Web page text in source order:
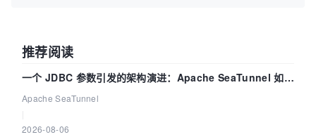
推荐阅读
一个 JDBC 参数引发的架构演进：Apache SeaTunnel 如何
解决数据同步中的“定时 Flush”难题
Apache SeaTunnel
2026-08-06